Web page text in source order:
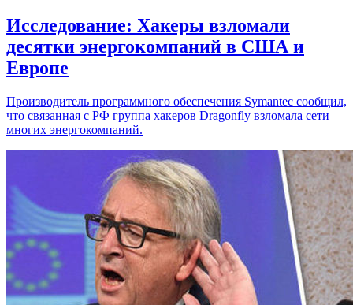
Исследование: Хакеры взломали
десятки энергокомпаний в США и
Европе
Производитель программного обеспечения Symantec сообщил,
что связанная с РФ группа хакеров Dragonfly взломала сети
многих энергокомпаний.